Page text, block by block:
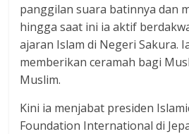
panggilan suara batinnya dan
hingga saat ini ia aktif
ajaran Islam di Negeri Sakura.
memberikan ceramah bagi
Muslim.
Kini ia menjabat presiden
Foundation International di